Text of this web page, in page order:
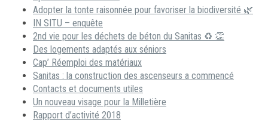
Adopter la tonte raisonnée pour favoriser la biodiversité 🌿
IN SITU – enquête
2nd vie pour les déchets de béton du Sanitas ♻ 👏
Des logements adaptés aux séniors
Cap’ Réemploi des matériaux
Sanitas : la construction des ascenseurs a commencé
Contacts et documents utiles
Un nouveau visage pour la Milletière
Rapport d’activité 2018